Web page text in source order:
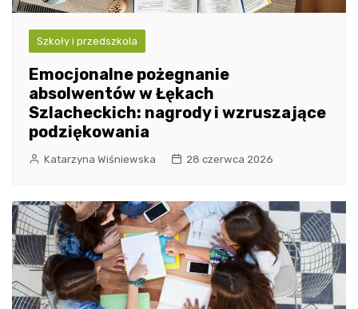
Szkoły i przedszkola
Emocjonalne pożegnanie
absolwentów w Łękach
Szlacheckich: nagrody i wzruszające
podziękowania
Katarzyna Wiśniewska 28 czerwca 2026